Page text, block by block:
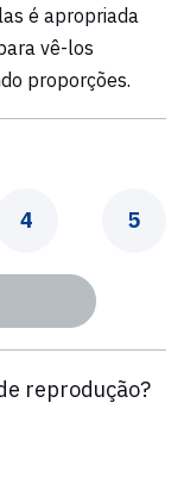
é apropriada
vê-los
proporções.
Dia
4 Dia
5
reprodução?